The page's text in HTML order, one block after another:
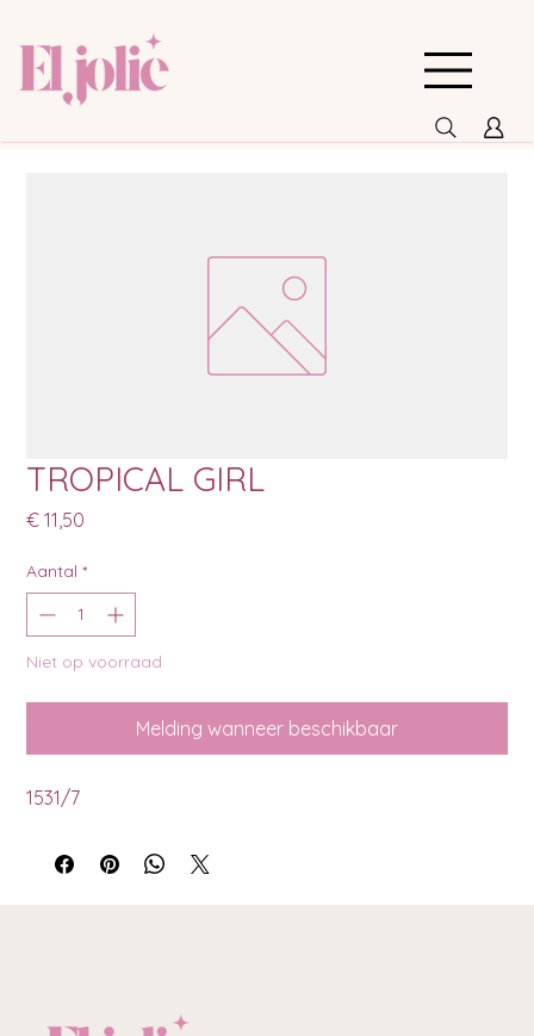
TROPICAL GIRL
€ 11,50
Aantal *
Niet op voorraad
Melding wanneer beschikbaar
1531/7